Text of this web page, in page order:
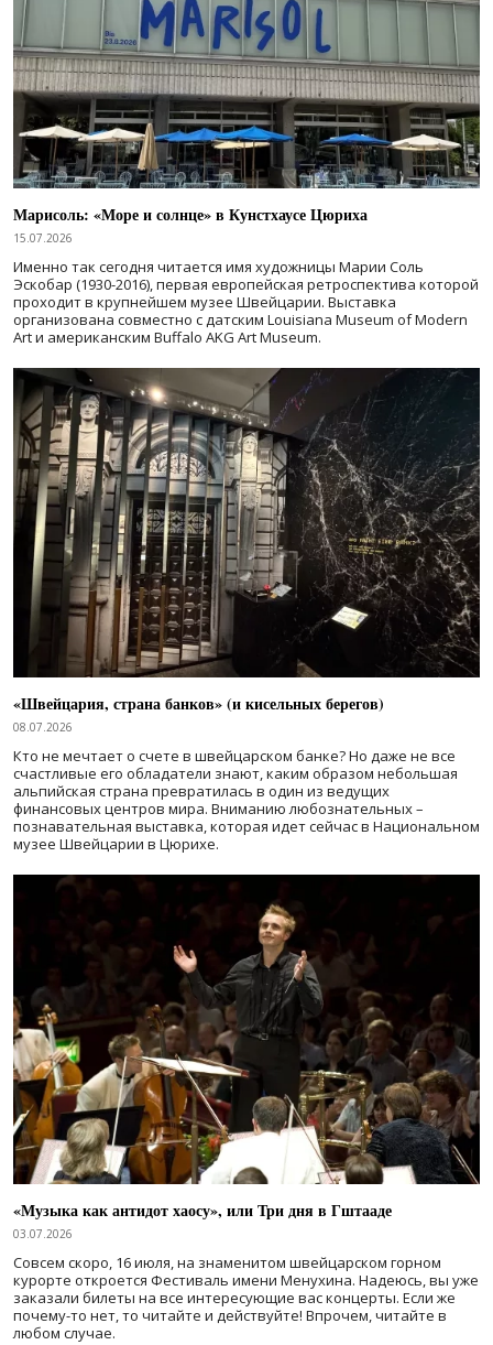
Марисоль: «Море и солнце» в Кунстхаусе Цюриха
15.07.2026
Именно так сегодня читается имя художницы Марии Соль
Эскобар (1930-2016), первая европейская ретроспектива которой
проходит в крупнейшем музее Швейцарии. Выставка
организована совместно с датским Louisiana Museum of Modern
Art и американским Buffalo AKG Art Museum.
«Швейцария, страна банков» (и кисельных берегов)
08.07.2026
Кто не мечтает о счете в швейцарском банке? Но даже не все
счастливые его обладатели знают, каким образом небольшая
альпийская страна превратилась в один из ведущих
финансовых центров мира. Вниманию любознательных –
познавательная выставка, которая идет сейчас в Национальном
музее Швейцарии в Цюрихе.
«Музыка как антидот хаосу», или Три дня в Гштааде
03.07.2026
Совсем скоро, 16 июля, на знаменитом швейцарском горном
курорте откроется Фестиваль имени Менухина. Надеюсь, вы уже
заказали билеты на все интересующие вас концерты. Если же
почему-то нет, то читайте и действуйте! Впрочем, читайте в
любом случае.